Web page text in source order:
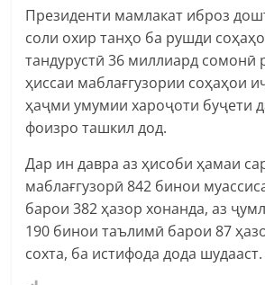
Президенти мамлакат иброз
соли охир танҳо ба рушди
тандурустӣ 36 миллиард сомонӣ
ҳиссаи маблағгузории соҳаҳои
ҳаҷми умумии хароҷоти буҷети
фоизро ташкил дод.
Дар ин давра аз ҳисоби ҳамаи
маблағгузорӣ 842 бинои
барои 382 ҳазор хонанда, аз
190 бинои таълимӣ барои 87
сохта, ба истифода дода шудааст.